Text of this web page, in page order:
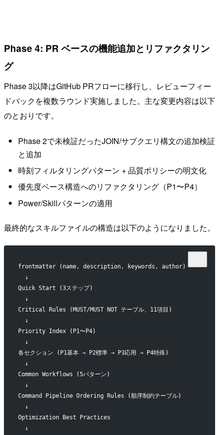
Phase 4: PR ベースの機能追加とリファクタリン
グ
Phase 3以降はGitHub PRフローに移行し、レビューフィー
ドバックを複数ラウンド実施しました。主な変更内容は以下
のとおりです。
Phase 2で未検証だったJOIN/サブクエリ構文の追加検証
と追加
時刻フィルタリングパターン + 品質ポリシーの明文化
優先度ベース構造へのリファクタリング（P1〜P4）
Power/Skillパターンの適用
最終的なスキルファイルの構造は以下のようになりました。
frontmatter (name, description, keywords, author)
  ↓
Quick Start (3ステップ)
  ↓
Critical Rules (MUST/MUST NOT テーブル、11項目)
  ↓
Priority Index (P1〜P4)
  ↓
各セクション (P1基本 → P2標準 → P3応用 → P4特殊)
  ↓
Common Workflows (5パターン)
  ↓
Command Pipeline Ordering Rules (順序制約テーブル)
  ↓
Optimization Best Practices
  ↓